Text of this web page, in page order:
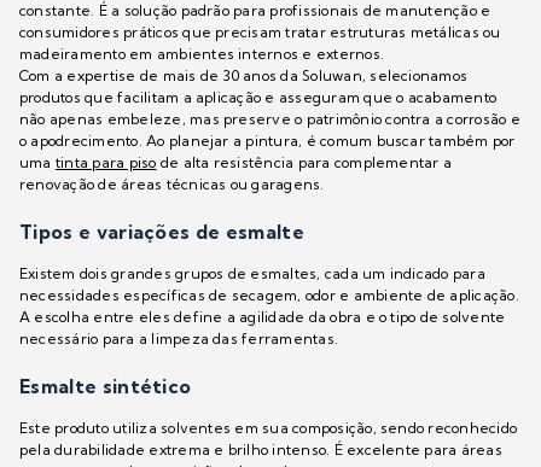
constante. É a solução padrão para profissionais de manutenção e
consumidores práticos que precisam tratar estruturas metálicas ou
madeiramento em ambientes internos e externos.
Com a expertise de mais de 30 anos da Soluwan, selecionamos
produtos que facilitam a aplicação e asseguram que o acabamento
não apenas embeleze, mas preserve o patrimônio contra a corrosão e
o apodrecimento. Ao planejar a pintura, é comum buscar também por
uma tinta para piso de alta resistência para complementar a
renovação de áreas técnicas ou garagens.
Tipos e variações de esmalte
Existem dois grandes grupos de esmaltes, cada um indicado para
necessidades específicas de secagem, odor e ambiente de aplicação.
A escolha entre eles define a agilidade da obra e o tipo de solvente
necessário para a limpeza das ferramentas.
Esmalte sintético
Este produto utiliza solventes em sua composição, sendo reconhecido
pela durabilidade extrema e brilho intenso. É excelente para áreas